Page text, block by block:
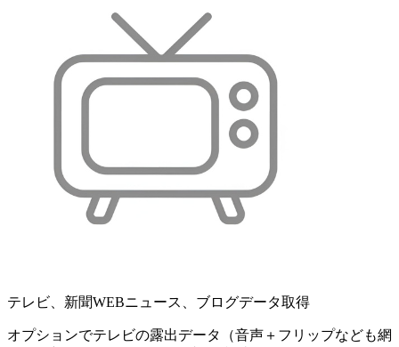
テレビ、新聞WEBニュース、ブログデータ取得
オプションでテレビの露出データ（音声＋フリップなども網